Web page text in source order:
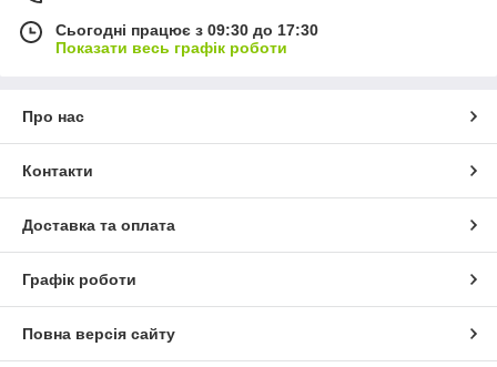
Сьогодні працює з 09:30 до 17:30
Показати весь графік роботи
Про нас
Контакти
Доставка та оплата
Графік роботи
Повна версія сайту